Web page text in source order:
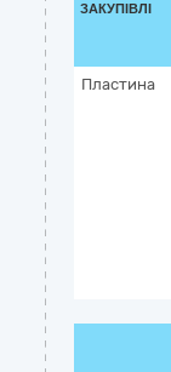
ЗАКУПІВЛІ
Пластина